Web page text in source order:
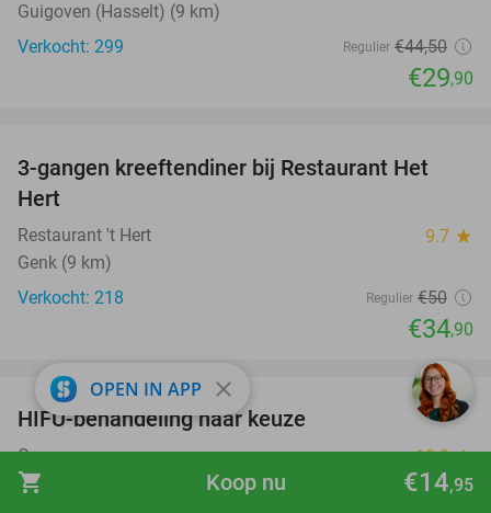
shopping_cart €14,95
Koop nu
Guigoven (Hasselt) (9 km)
Verkocht: 299
Regulier €44,50
€29,90
30%
3-gangen kreeftendiner bij Restaurant Het
Hert
Restaurant 't Hert 9.7 star
Genk (9 km)
Verkocht: 218
Regulier €50
€34,90
80%
favorite_border
HIFU-behandeling naar keuze
Onessa 10.0star
Hasselt
OPEN IN APP close